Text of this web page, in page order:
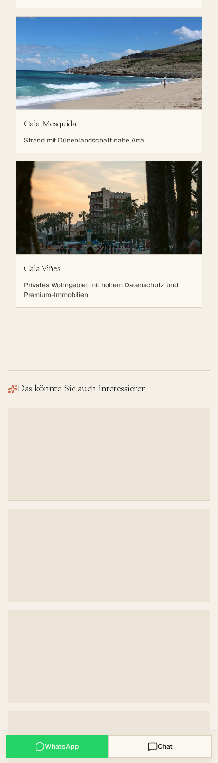
Cala Mesquida
Strand mit Dünenlandschaft nahe Artà
Cala Viñes
Privates Wohngebiet mit hohem Datenschutz und
Premium-Immobilien
Das könnte Sie auch interessieren
WhatsApp Chat